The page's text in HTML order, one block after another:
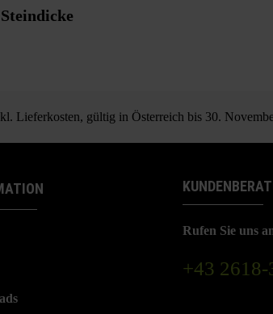
Lieferkosten, gültig in Österreich bis 30.
Rufen Sie uns
+43 2618-